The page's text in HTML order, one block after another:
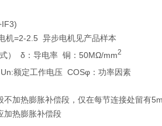
2.5 异步电机见产品样本
：导电率 铜：50MΩ/mm2
Un:额定工作电压 COSφ：功率因素
加热膨胀补偿段，仅在每节连接处留有
热膨胀补偿段